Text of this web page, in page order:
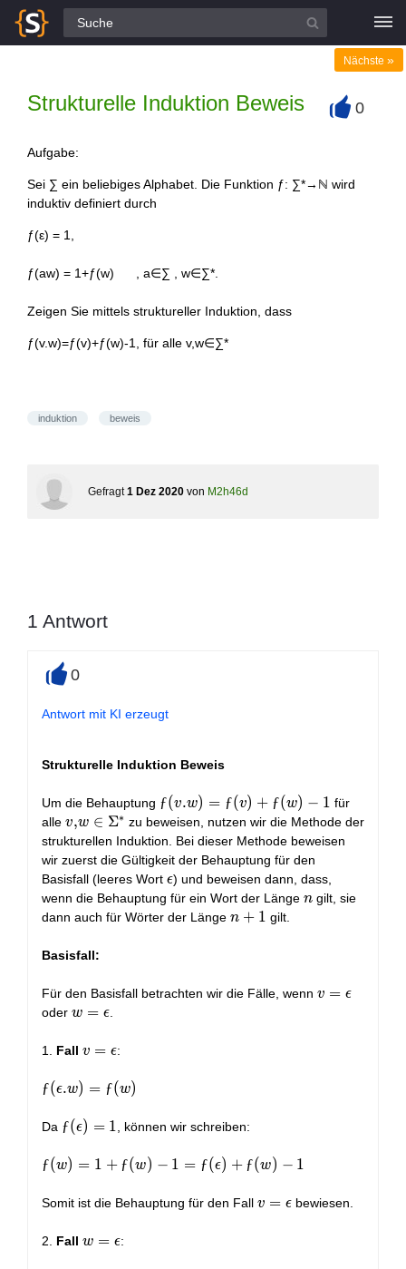
Alle Fragen
Strukturelle Induktion Beweis
Nächste »
0
Aufgabe:
Sei ∑ ein beliebiges Alphabet. Die Funktion ƒ: ∑*→ℕ wird
induktiv definiert durch
ƒ(ε) = 1,
ƒ(aw) = 1+ƒ(w) , a∈∑ , w∈∑*.
Zeigen Sie mittels struktureller Induktion, dass
ƒ(v.w)=ƒ(v)+ƒ(w)-1, für alle v,w∈∑*
induktion beweis
Gefragt 1 Dez 2020 von M2h46d
1 Antwort
0
Antwort mit KI erzeugt
Strukturelle Induktion Beweis
Um die Behauptung ƒ(v.w)=ƒ(v)+ƒ(w)-1
ƒ(v.w) = ƒ(v) + ƒ(w) − 1 für
alle v,w \in
\Sigma^*
v,w ∈ Σ∗ zu beweisen, nutzen wir die Methode der
strukturellen Induktion. Bei dieser Methode beweisen
wir zuerst die Gültigkeit der Behauptung für den
Basisfall (leeres Wort \epsilon
ϵ) und beweisen dann, dass,
wenn die Behauptung für ein Wort der Länge n
n gilt, sie
dann auch für Wörter der Länge n+1
n + 1 gilt.
Basisfall:
Für den Basisfall betrachten wir die Fälle, wenn v =
v = ϵ
oder w =
w = ϵ.
1. Fall v =
v = ϵ:
ƒ(\epsilon.w)
ƒ(ϵ.w) = ƒ(w)
Da ƒ(\epsilon)
ƒ(ϵ) = 1 , können wir schreiben:
ƒ(w) = 1 +
ƒ(\epsilon)
ƒ(w) = 1 + ƒ(w) − 1 = ƒ(ϵ) + ƒ(w) − 1
Somit ist die Behauptung für den Fall v =
v = ϵ bewiesen.
2. Fall w =
w = ϵ: